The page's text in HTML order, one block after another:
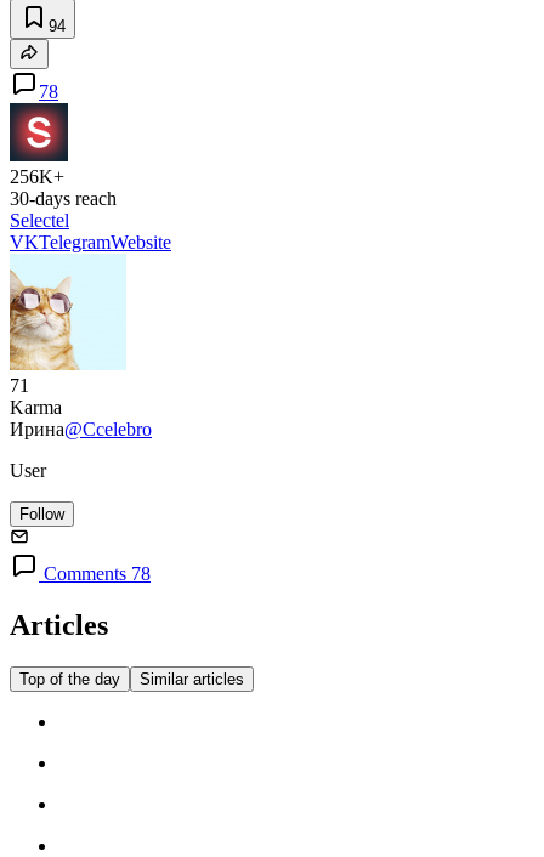
94
78
256K+
30-days reach
Selectel
VKTelegramWebsite
71
Karma
Ирина@Ccelebro
User
Follow
Comments 78
Articles
Top of the day Similar articles